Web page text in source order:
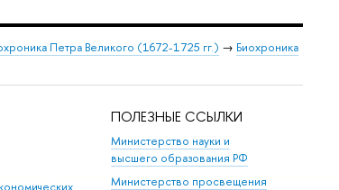
Петра Великого (1672-1725 гг.) → Биохроника
ПОЛЕЗНЫЕ ССЫЛКИ
Министерство науки и
высшего образования РФ
Министерство просвещения